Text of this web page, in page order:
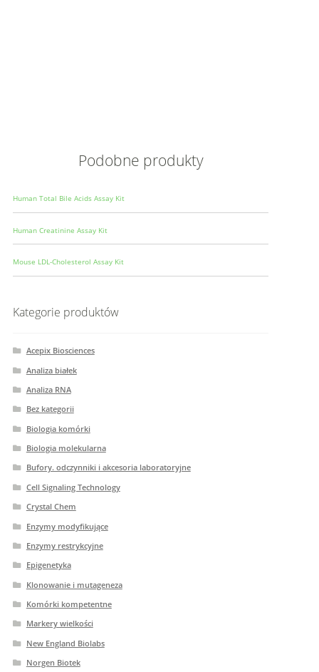
Podobne produkty
Human Total Bile Acids Assay Kit
Human Creatinine Assay Kit
Mouse LDL-Cholesterol Assay Kit
Kategorie produktów
Acepix Biosciences
Analiza białek
Analiza RNA
Bez kategorii
Biologia komórki
Biologia molekularna
Bufory. odczynniki i akcesoria laboratoryjne
Cell Signaling Technology
Crystal Chem
Enzymy modyfikujące
Enzymy restrykcyjne
Epigenetyka
Klonowanie i mutageneza
Komórki kompetentne
Markery wielkości
New England Biolabs
Norgen Biotek